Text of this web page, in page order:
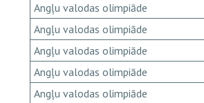
Angļu valodas olimpiāde
Angļu valodas olimpiāde
Angļu valodas olimpiāde
Angļu valodas olimpiāde
Angļu valodas olimpiāde